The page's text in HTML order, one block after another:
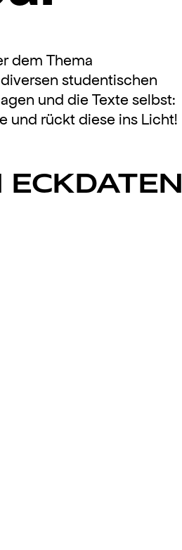
dem Thema
studentischen
und die Texte selbst:
und rückt diese ins Licht!